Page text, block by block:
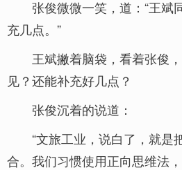
张俊微微一笑，道：“王斌
充几点。”
王斌撇着脑袋，看着张俊
见？还能补充好几点？
张俊沉着的说道：
“文旅工业，说白了，就是
合。我们习惯使用正向思维法